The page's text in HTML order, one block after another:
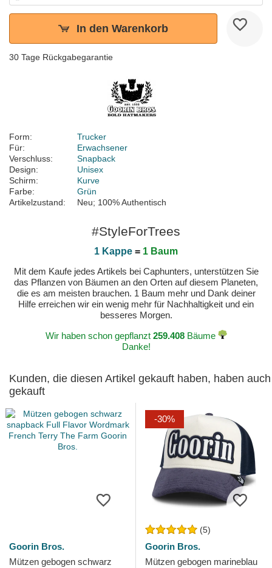
In den Warenkorb
30 Tage Rückgabegarantie
Form:
Trucker
Für:
Erwachsener
Verschluss:
Snapback
Design:
Unisex
Schirm:
Kurve
Farbe:
Grün
Artikelzustand:
Neu; 100% Authentisch
#StyleForTrees
1 Kappe = 1 Baum
Mit dem Kaufe jedes Artikels bei Caphunters, unterstützen Sie
das Pflanzen von Bäumen an den Orten auf diesem Planeten,
die es am meisten brauchen. 1 Baum mehr und Dank deiner
Hilfe erreichen wir ein wenig mehr für Nachhaltigkeit und ein
besseres Morgen.
Wir haben schon gepflanzt 259.408Bäume
Danke!
Kunden, die diesen Artikel gekauft haben, haben auch
gekauft
Goorin Bros.
Mützen gebogen schwarz
-30%
(5)
Goorin Bros.
Mützen gebogen marineblau